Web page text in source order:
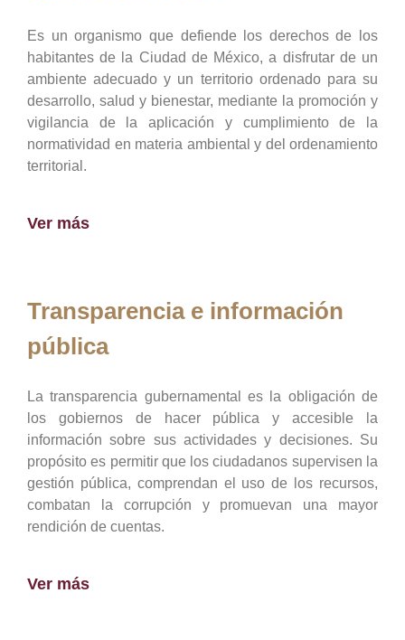
Es un organismo que defiende los derechos de los
habitantes de la Ciudad de México, a disfrutar de un
ambiente adecuado y un territorio ordenado para su
desarrollo, salud y bienestar, mediante la promoción y
vigilancia de la aplicación y cumplimiento de la
normatividad en materia ambiental y del ordenamiento
territorial.
Ver más
Transparencia e información
pública
La transparencia gubernamental es la obligación de
los gobiernos de hacer pública y accesible la
información sobre sus actividades y decisiones. Su
propósito es permitir que los ciudadanos supervisen la
gestión pública, comprendan el uso de los recursos,
combatan la corrupción y promuevan una mayor
rendición de cuentas.
Ver más